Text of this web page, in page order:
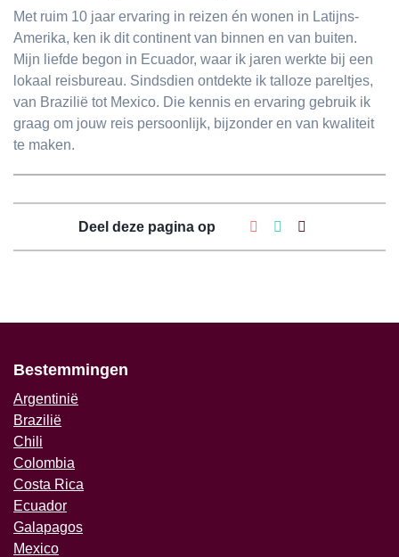
Met ruim 10 jaar ervaring in reizen én wonen in Latijns-
Amerika, ken ik dit continent van binnen en van buiten.
Mijn liefde begon in Ecuador, waar ik jaren werkte bij een
lokaal reisbureau. Sindsdien ontdekte ik talloze pareltjes,
van Brazilië tot Mexico. Die kennis en ervaring gebruik ik
graag om jouw reis persoonlijk, bijzonder en van kwaliteit
te maken.
Deel deze pagina op
Bestemmingen
Argentinië
Brazilië
Chili
Colombia
Costa Rica
Ecuador
Galapagos
Mexico